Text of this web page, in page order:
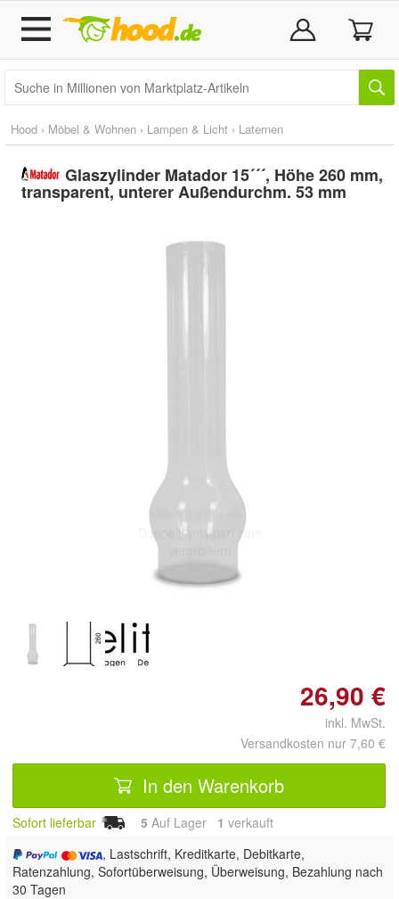
Hood › Möbel & Wohnen › Lampen & Licht › Laternen
Glaszylinder Matador 15´´´, Höhe 260 mm,
transparent, unterer Außendurchm. 53 mm
Doppelt antippen zum
26,90 €
inkl. MwSt.
Versandkosten nur 7,60 €
In den Warenkorb
Sofort lieferbar 5 Auf Lager 1 verkauft
, Lastschrift, Kreditkarte, Debitkarte,
Ratenzahlung, Sofortüberweisung, Überweisung, Bezahlung nach
30 Tagen